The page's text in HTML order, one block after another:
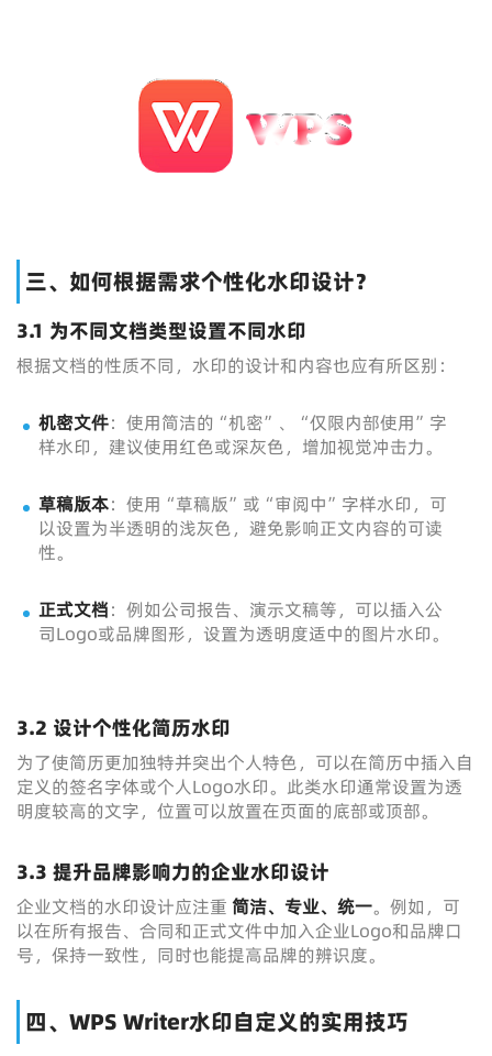
三、如何根据需求个性化水印设计？
3.1 为不同文档类型设置不同水印
根据文档的性质不同，水印的设计和内容也应有所区别：
机密文件：使用简洁的“机密”、“仅限内部使用”字
样水印，建议使用红色或深灰色，增加视觉冲击力。
草稿版本：使用“草稿版”或“审阅中”字样水印，可
以设置为半透明的浅灰色，避免影响正文内容的可读
性。
正式文档：例如公司报告、演示文稿等，可以插入公
司Logo或品牌图形，设置为透明度适中的图片水印。
3.2 设计个性化简历水印
为了使简历更加独特并突出个人特色，可以在简历中插入自
定义的签名字体或个人Logo水印。此类水印通常设置为透
明度较高的文字，位置可以放置在页面的底部或顶部。
3.3 提升品牌影响力的企业水印设计
企业文档的水印设计应注重 简洁、专业、统一。例如，可
以在所有报告、合同和正式文件中加入企业Logo和品牌口
号，保持一致性，同时也能提高品牌的辨识度。
四、WPS Writer水印自定义的实用技巧